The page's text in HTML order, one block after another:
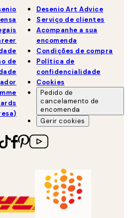
de
Desenio Art Advice
Serviço de clientes
Acompanhe a sua
encomenda
Condições de compra
Política de
confidencialidade
Cookies
Pedido de
cancelamento de
encomenda
Gerir cookies